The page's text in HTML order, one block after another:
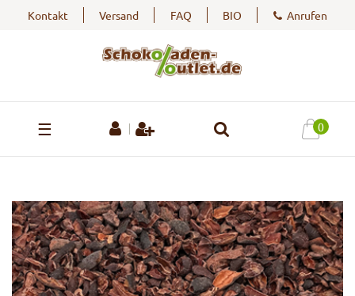
Kontakt Versand FAQ BIO Anrufen
☰ 0